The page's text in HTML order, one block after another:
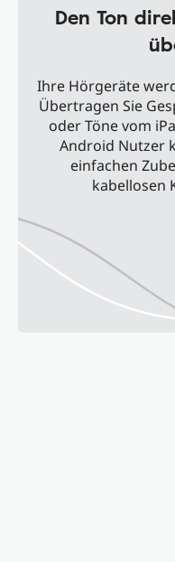
Den Ton
Ihre Hörgeräte
Übertragen Sie
oder Töne vom
Android Nutzer
einfachen
kabellosen